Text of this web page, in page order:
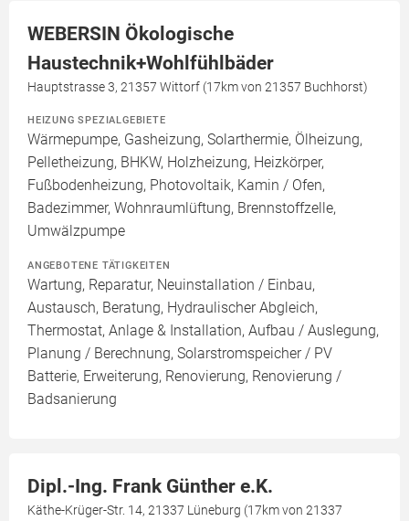
WEBERSIN Ökologische
Haustechnik+Wohlfühlbäder
Hauptstrasse 3, 21357 Wittorf (17km von 21357 Buchhorst)
HEIZUNG SPEZIALGEBIETE
Wärmepumpe, Gasheizung, Solarthermie, Ölheizung,
Pelletheizung, BHKW, Holzheizung, Heizkörper,
Fußbodenheizung, Photovoltaik, Kamin / Ofen,
Badezimmer, Wohnraumlüftung, Brennstoffzelle,
Umwälzpumpe
ANGEBOTENE TÄTIGKEITEN
Wartung, Reparatur, Neuinstallation / Einbau,
Austausch, Beratung, Hydraulischer Abgleich,
Thermostat, Anlage & Installation, Aufbau / Auslegung,
Planung / Berechnung, Solarstromspeicher / PV
Batterie, Erweiterung, Renovierung, Renovierung /
Badsanierung
Dipl.-Ing. Frank Günther e.K.
Käthe-Krüger-Str. 14, 21337 Lüneburg (17km von 21337